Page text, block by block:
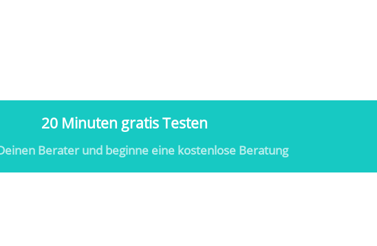
20 Minuten gratis Testen
Berater und beginne eine kostenlose Beratung